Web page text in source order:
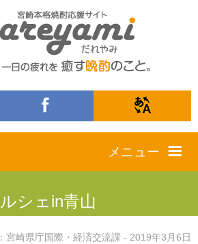
メニュー
シェin青山
宮崎県庁国際・経済交流課 - 2019年3月6日